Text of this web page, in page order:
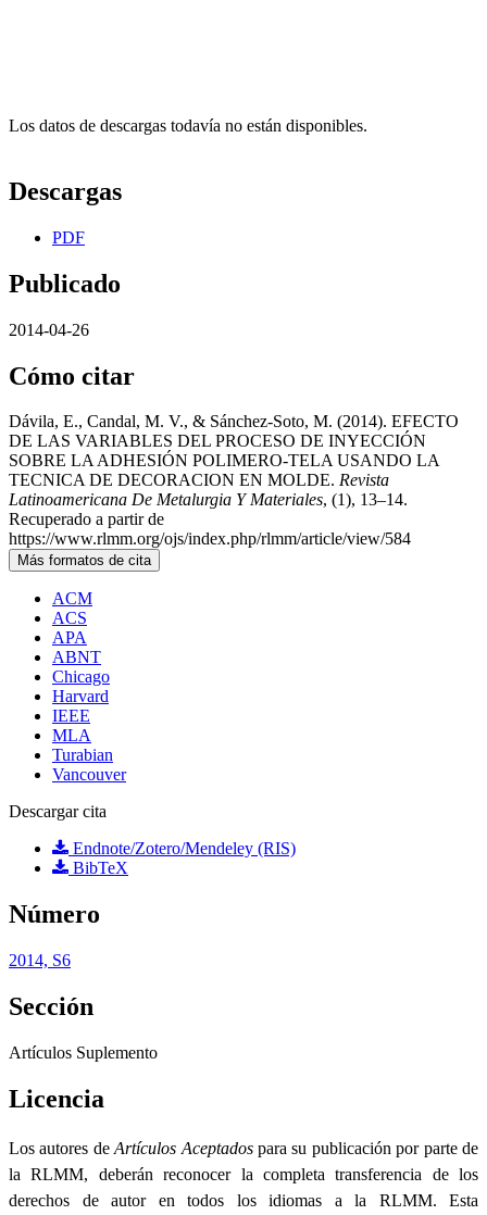
Los datos de descargas todavía no están disponibles.
Descargas
PDF
Publicado
2014-04-26
Cómo citar
Dávila, E., Candal, M. V., & Sánchez-Soto, M. (2014). EFECTO
DE LAS VARIABLES DEL PROCESO DE INYECCIÓN
SOBRE LA ADHESIÓN POLIMERO-TELA USANDO LA
TECNICA DE DECORACION EN MOLDE. Revista
Latinoamericana De Metalurgia Y Materiales, (1), 13–14.
Recuperado a partir de
https://www.rlmm.org/ojs/index.php/rlmm/article/view/584
Más formatos de cita
ACM
ACS
APA
ABNT
Chicago
Harvard
IEEE
MLA
Turabian
Vancouver
Descargar cita
Endnote/Zotero/Mendeley (RIS)
BibTeX
Número
2014, S6
Sección
Artí­culos Suplemento
Licencia
Los autores deArtículos Aceptadospara su publicación por parte de
la RLMM, deberán reconocer la completa transferencia de los
derechos de autor en todos los idiomas a la RLMM. Esta